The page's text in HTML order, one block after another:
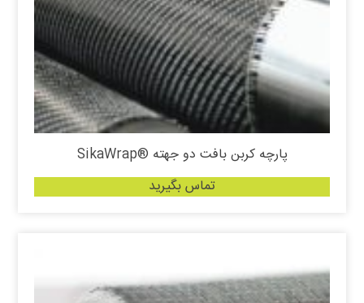
پارچه کربن بافت دو جهته ®SikaWrap
تماس بگیرید